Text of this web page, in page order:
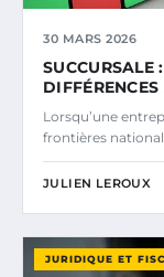
30 MARS 2026
SUCCURSALE
Lorsqu’une
frontières
JULIEN LEROUX
JURIDIQUE ET